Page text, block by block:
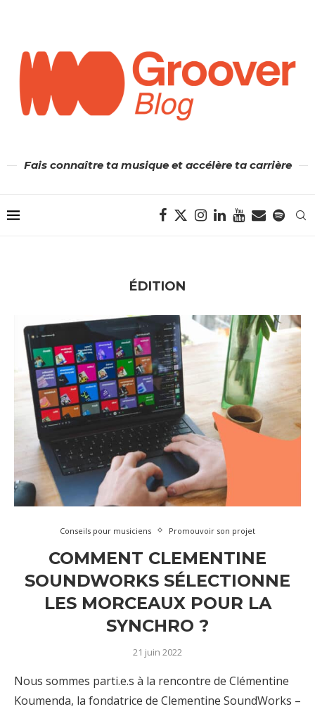
Fais connaître ta musique et accélère ta carrière
ÉDITION
Conseils pour musiciens Promouvoir son projet
COMMENT CLEMENTINE
SOUNDWORKS SÉLECTIONNE
LES MORCEAUX POUR LA
SYNCHRO ?
21 juin 2022
Nous sommes parti.e.s à la rencontre de Clémentine
Koumenda, la fondatrice de Clementine SoundWorks –